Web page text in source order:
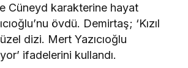
Cüneyd karakterine hayat
övdü. Demirtaş; ‘Kızıl
dizi. Mert Yazıcıoğlu
ifadelerini kullandı.